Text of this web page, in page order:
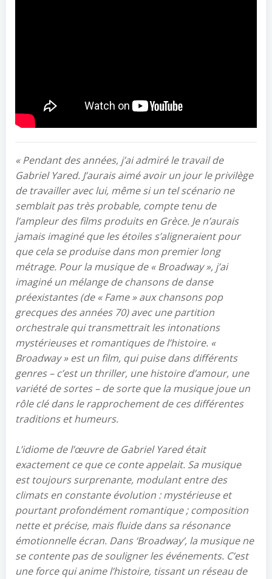
« Pendant des années, j’ai admiré le travail de
Gabriel Yared. J’aurais aimé avoir un jour le privilège
de travailler avec lui, même si un tel scénario ne
semblait pas très probable, compte tenu de
l’ampleur des films produits en Grèce. Je n’aurais
jamais imaginé que les étoiles s’aligneraient pour
que cela se produise dans mon premier long
métrage. Pour la musique de « Broadway », j’ai
imaginé un mélange de chansons de danse
préexistantes (de « Fame » aux chansons pop
grecques des années 70) avec une partition
orchestrale qui transmettrait les intonations
mystérieuses et romantiques de l’histoire. «
Broadway » est un film, qui puise dans différents
genres – c’est un thriller, une histoire d’amour, une
variété de sortes – de sorte que la musique joue un
rôle clé dans le rapprochement de ces différentes
traditions et humeurs.
L’idiome de l’œuvre de Gabriel Yared était
exactement ce que ce conte appelait. Sa musique
est toujours surprenante, modulant entre des
climats en constante évolution : mystérieuse et
pourtant profondément romantique ; composition
nette et précise, mais fluide dans sa résonance
émotionnelle écran. Dans ‘Broadway’, la musique ne
se contente pas de souligner les événements. C’est
une force qui anime l’histoire, tissant un réseau de